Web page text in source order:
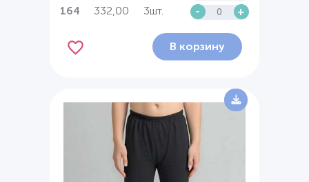
164 332,00 3шт. - +
В корзину